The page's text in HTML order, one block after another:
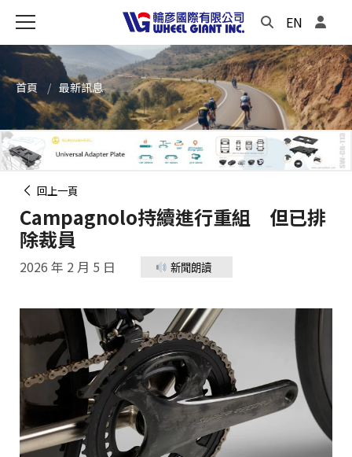
EN
首頁 最新訊息
回上一頁
Campagnolo持續進行重組 但已排
除裁員
2026 年 2 月 5 日 新聞朗讀